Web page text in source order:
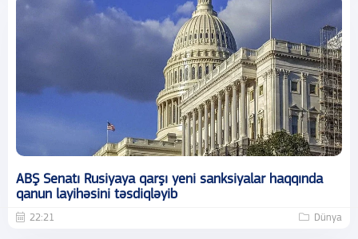
ABŞ Senatı Rusiyaya qarşı yeni sanksiyalar haqqında
qanun layihəsini təsdiqləyib
22:21 Dünya